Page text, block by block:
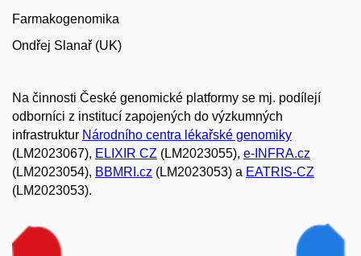
Farmakogenomika
Ondřej Slanař (UK)
Na činnosti České genomické platformy se mj. podílejí
odborníci z institucí zapojených do výzkumných
infrastruktur Národního centra lékařské genomiky
(LM2023067), ELIXIR CZ (LM2023055), e-INFRA.cz
(LM2023054), BBMRI.cz (LM2023053) a EATRIS-CZ
(LM2023053).